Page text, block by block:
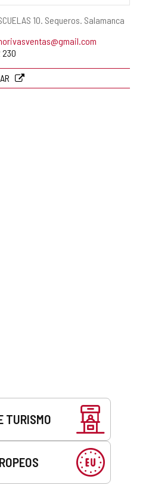
10. Sequeros. Salamanca
230
TURISMO